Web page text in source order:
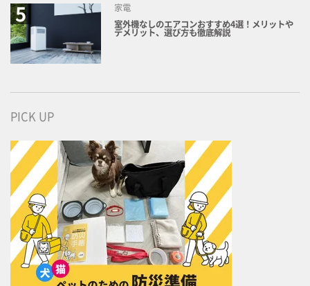
家電
室外機なしのエアコンおすすめ4選！メリットや
デメリット、選び方も徹底解説
PICK UP